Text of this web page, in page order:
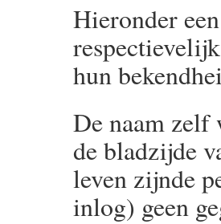
Hieronder
hun
De naam
de bladzijde
leven zijnde
inlog) geen